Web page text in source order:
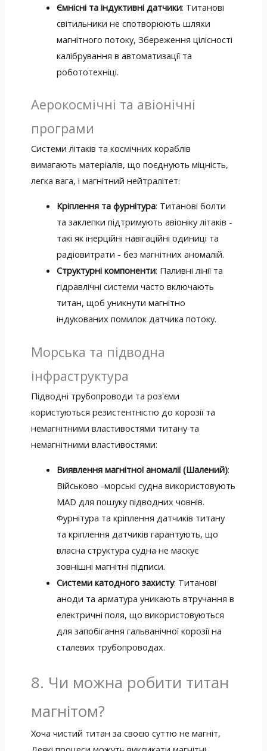
Ємнісні та індуктивні датчики: Титанові
світильники не спотворюють шляхи
магнітного потоку, Збереження цілісності
калібрування в автоматизації та
робототехніці.
Аерокосмічні та авіонічні
програми
Системи літаків та космічних кораблів
вимагають матеріалів, що поєднують міцність,
легка вага, і магнітний нейтралітет:
Кріплення та фурнітура: Титанові болти
та заклепки підтримують авіоніку літаків -
такі як інерційні навігаційні одиниці та
радіовитрати - без магнітних аномалій.
Структурні компоненти: Паливні лінії та
гідравлічні системи часто включають
титан, щоб уникнути магнітно
індукованих помилок датчика потоку.
Морська та підводна
інфраструктура
Підводні трубопроводи та роз'єми
користуються резистентністю до корозії та
немагнітними властивостями титану та
немагнітними властивостями:
Виявлення магнітної аномалії (Шалений):
Військово -морські судна використовують
MAD для пошуку підводних човнів.
Фурнітура та кріплення датчиків титану
та кріплення датчиків гарантують, що
власна структура судна не маскує
зовнішні магнітні підписи.
Системи катодного захисту: Титанові
аноди та арматура уникають втручання в
електричні поля, що використовуються
для запобігання гальванічної корозії на
сталевих трубопроводах.
8. Чи можна робити титан
магнітом?
Хоча чистий титан за своєю суттю не магніт,